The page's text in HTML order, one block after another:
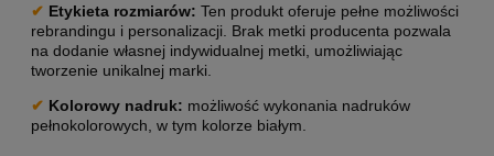
✔ Etykieta rozmiarów: Ten produkt oferuje pełne możliwości
rebrandingu i personalizacji. Brak metki producenta pozwala
na dodanie własnej indywidualnej metki, umożliwiając
tworzenie unikalnej marki.
✔ Kolorowy nadruk: możliwość wykonania nadruków
pełnokolorowych, w tym kolorze białym.